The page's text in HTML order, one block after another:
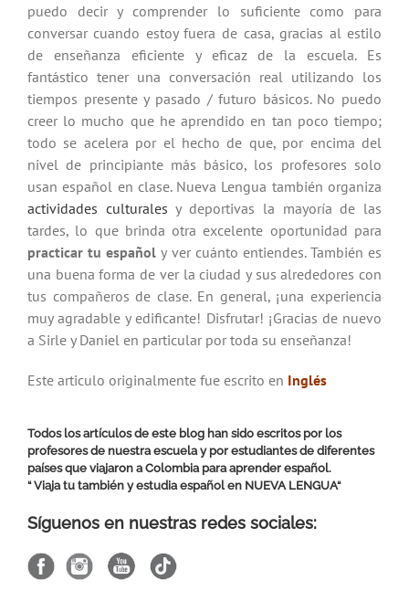
puedo decir y comprender lo suficiente como para
conversar cuando estoy fuera de casa, gracias al estilo
de enseñanza eficiente y eficaz de la escuela. Es
fantástico tener una conversación real utilizando los
tiempos presente y pasado / futuro básicos. No puedo
creer lo mucho que he aprendido en tan poco tiempo;
todo se acelera por el hecho de que, por encima del
nivel de principiante más básico, los profesores solo
usan español en clase. Nueva Lengua también organiza
actividades culturales y deportivas la mayoría de las
tardes, lo que brinda otra excelente oportunidad para
practicar tu español y ver cuánto entiendes. También es
una buena forma de ver la ciudad y sus alrededores con
tus compañeros de clase. En general, ¡una experiencia
muy agradable y edificante! Disfrutar! ¡Gracias de nuevo
a Sirle y Daniel en particular por toda su enseñanza!
Este articulo originalmente fue escrito en Inglés
Todos los artículos de este blog han sido escritos por los
profesores de nuestra escuela y por estudiantes de diferentes
países que viajaron a Colombia para aprender español.
“ Viaja tu también y estudia español en NUEVA LENGUA“
Síguenos en nuestras redes sociales: